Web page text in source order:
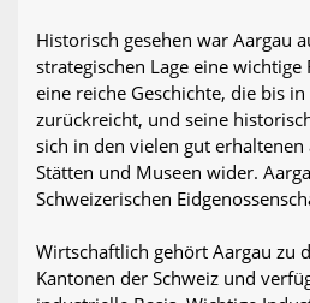
Historisch gesehen war Aargau
strategischen Lage eine wichtige
eine reiche Geschichte, die bis
zurückreicht, und seine
sich in den vielen gut
Stätten und Museen wider.
Schweizerischen
Wirtschaftlich gehört Aargau zu
Kantonen der Schweiz und